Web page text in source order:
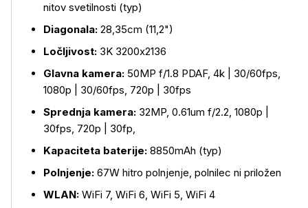
nitov svetilnosti (typ)
Diagonala: 28,35cm (11,2")
Ločljivost: 3K 3200x2136
Glavna kamera: 50MP f/1.8 PDAF, 4k | 30/60fps,
1080p | 30/60fps, 720p | 30fps
Sprednja kamera: 32MP, 0.61um f/2.2, 1080p |
30fps, 720p | 30fp,
Kapaciteta baterije: 8850mAh (typ)
Polnjenje: 67W hitro polnjenje, polnilec ni priložen
WLAN: WiFi 7, WiFi 6, WiFi 5, WiFi 4